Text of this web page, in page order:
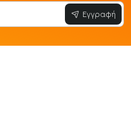
Εγγραφή